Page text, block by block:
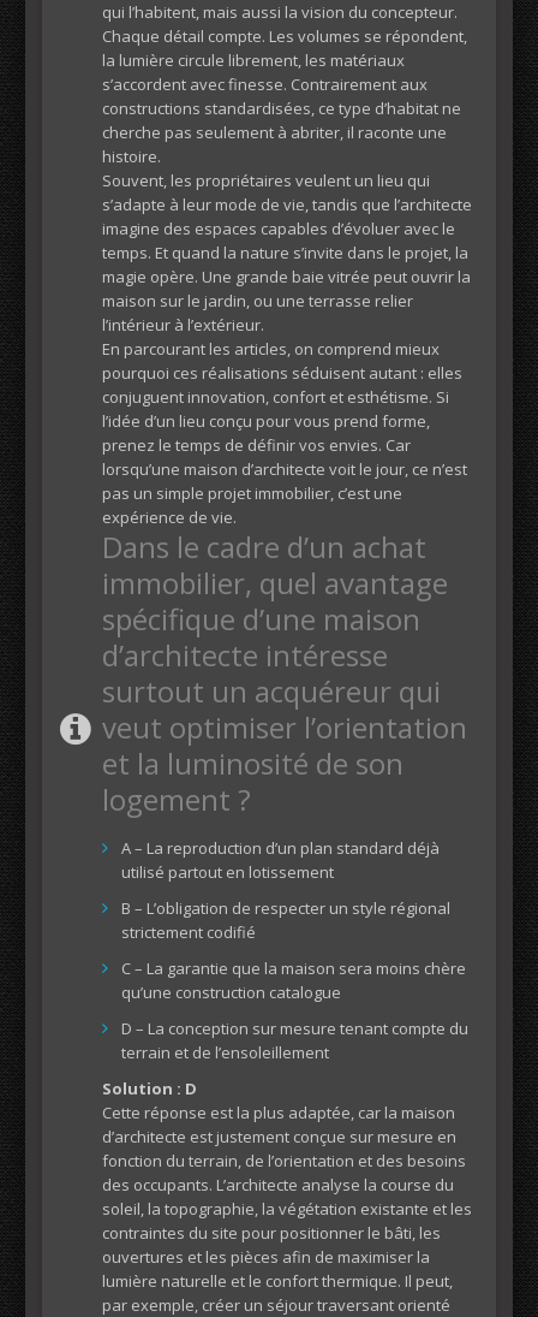
qui l’habitent, mais aussi la vision du concepteur.
Chaque détail compte. Les volumes se répondent,
la lumière circule librement, les matériaux
s’accordent avec finesse. Contrairement aux
constructions standardisées, ce type d’habitat ne
cherche pas seulement à abriter, il raconte une
histoire.
Souvent, les propriétaires veulent un lieu qui
s’adapte à leur mode de vie, tandis que l’architecte
imagine des espaces capables d’évoluer avec le
temps. Et quand la nature s’invite dans le projet, la
magie opère. Une grande baie vitrée peut ouvrir la
maison sur le jardin, ou une terrasse relier
l’intérieur à l’extérieur.
En parcourant les articles, on comprend mieux
pourquoi ces réalisations séduisent autant : elles
conjuguent innovation, confort et esthétisme. Si
l’idée d’un lieu conçu pour vous prend forme,
prenez le temps de définir vos envies. Car
lorsqu’une maison d’architecte voit le jour, ce n’est
pas un simple projet immobilier, c’est une
expérience de vie.
Dans le cadre d’un achat
immobilier, quel avantage
spécifique d’une maison
d’architecte intéresse
surtout un acquéreur qui
veut optimiser l’orientation
et la luminosité de son
logement ?
A – La reproduction d’un plan standard déjà
utilisé partout en lotissement
B – L’obligation de respecter un style régional
strictement codifié
C – La garantie que la maison sera moins chère
qu’une construction catalogue
D – La conception sur mesure tenant compte du
terrain et de l’ensoleillement
Solution : D
Cette réponse est la plus adaptée, car la maison
d’architecte est justement conçue sur mesure en
fonction du terrain, de l’orientation et des besoins
des occupants. L’architecte analyse la course du
soleil, la topographie, la végétation existante et les
contraintes du site pour positionner le bâti, les
ouvertures et les pièces afin de maximiser la
lumière naturelle et le confort thermique. Il peut,
par exemple, créer un séjour traversant orienté